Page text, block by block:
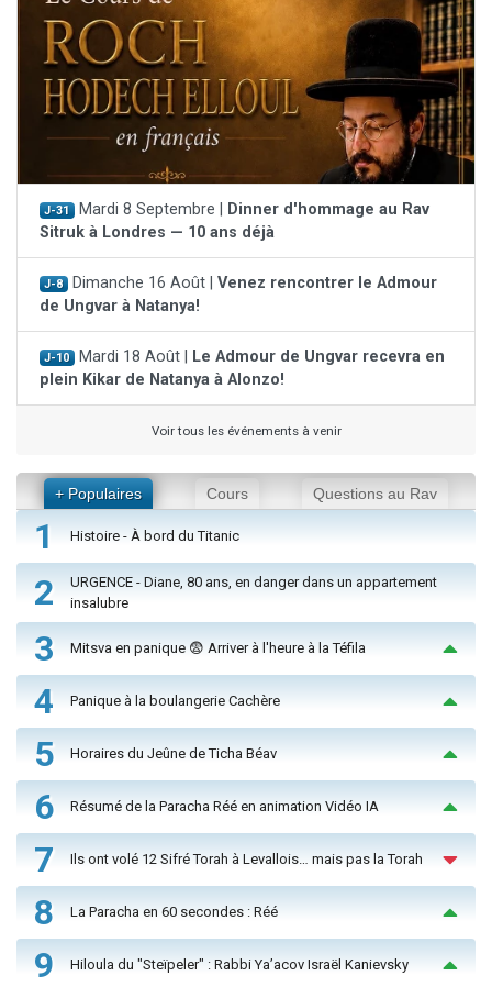
J-31 Mardi 8 Septembre |
Dinner d'hommage au Rav
Sitruk à Londres — 10 ans déjà
J-8 Dimanche 16 Août | Venez rencontrer le Admour
de Ungvar à Natanya!
J-10 Mardi 18 Août |
Le Admour de Ungvar recevra en
plein Kikar de Natanya à Alonzo!
Voir tous les événements à venir
+ Populaires Cours Questions au Rav
1 Histoire - À bord du Titanic
2
URGENCE - Diane, 80 ans, en danger dans un appartement
insalubre
3 Mitsva en panique 😨 Arriver à l'heure à la Téfila
4 Panique à la boulangerie Cachère
5 Horaires du Jeûne de Ticha Béav
6 Résumé de la Paracha Réé en animation Vidéo IA
7 Ils ont volé 12 Sifré Torah à Levallois… mais pas la Torah
8 La Paracha en 60 secondes : Réé
9 Hiloula du "Steïpeler" : Rabbi Ya’acov Israël Kanievsky